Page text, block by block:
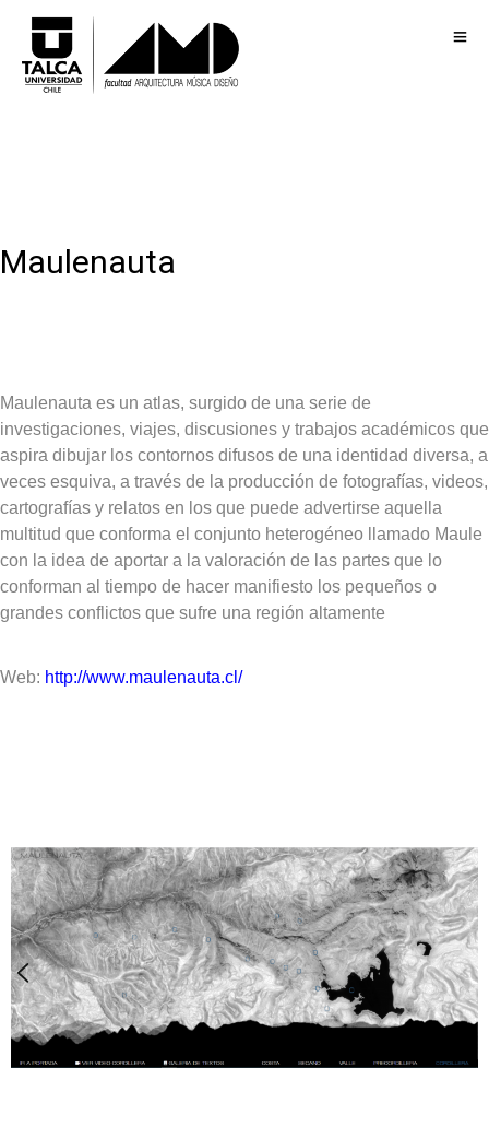
Maulenauta
Maulenauta es un atlas, surgido de una serie de
investigaciones, viajes, discusiones y trabajos académicos que
aspira dibujar los contornos difusos de una identidad diversa, a
veces esquiva, a través de la producción de fotografías, videos,
cartografías y relatos en los que puede advertirse aquella
multitud que conforma el conjunto heterogéneo llamado Maule
con la idea de aportar a la valoración de las partes que lo
conforman al tiempo de hacer manifiesto los pequeños o
grandes conflictos que sufre una región altamente
Web: http://www.maulenauta.cl/